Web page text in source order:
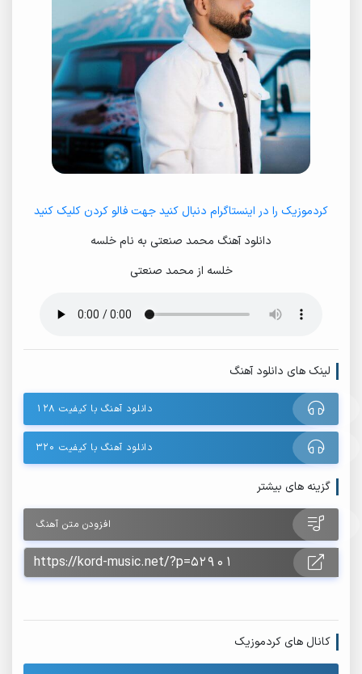
کردموزیک را در اینستاگرام دنبال کنید جهت فالو کردن کلیک کنید
دانلود آهنگ محمد صنعتی به نام خلسه
خلسه از محمد صنعتی
لینک های دانلود آهنگ
دانلود آهنگ با کیفیت ۱۲۸
دانلود آهنگ با کیفیت ۳۲۰
گزینه های بیشتر
افزودن متن آهنگ
کانال های کردموزیک